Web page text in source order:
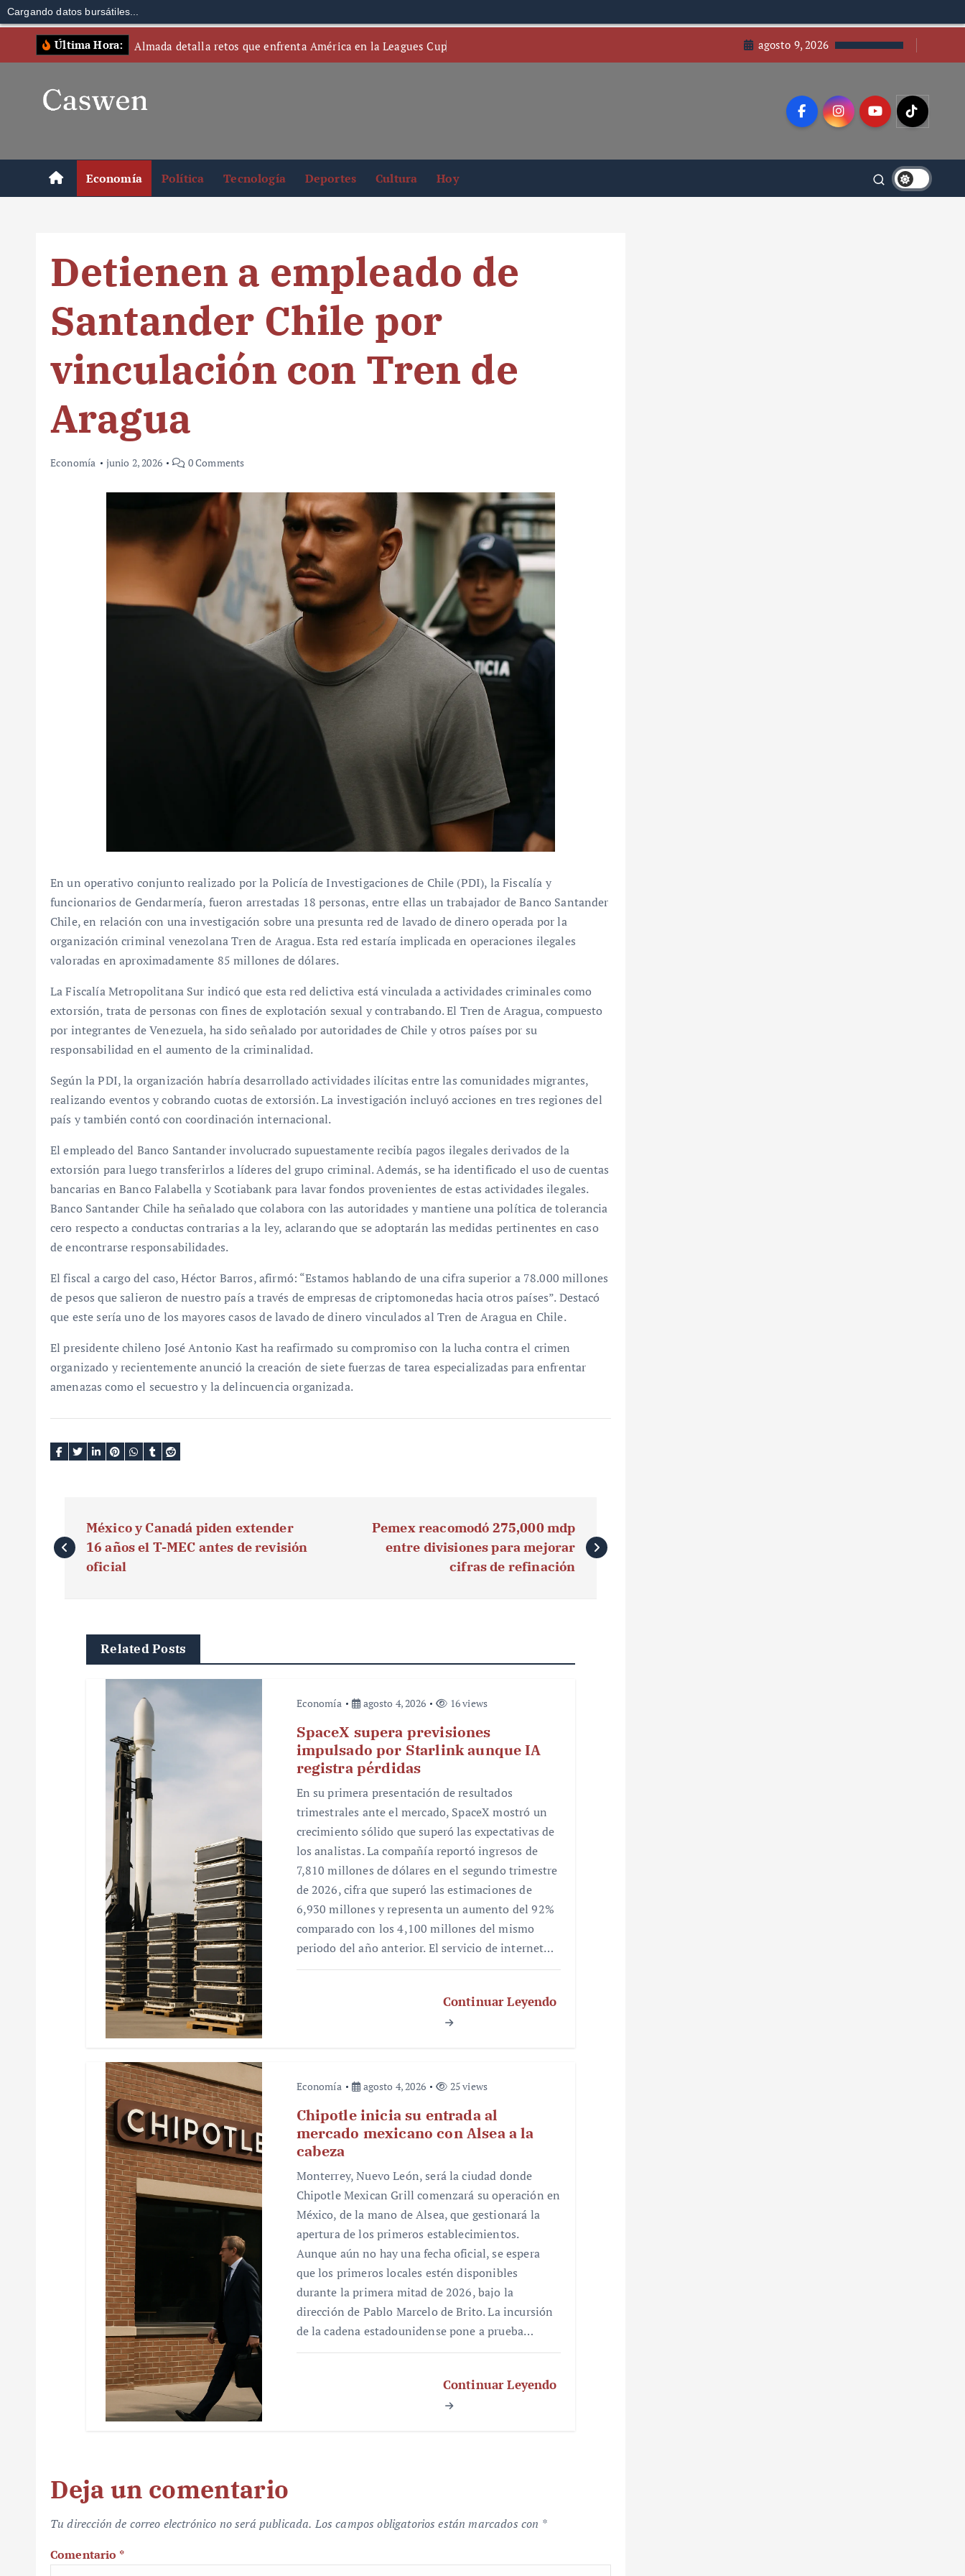
Cargando datos bursátiles...
Última Hora: Almada detalla retos que enfrenta América en la Leagues Cup agosto 9, 2026
Economía Política Tecnología Deportes Cultura Hoy
Detienen a empleado de
Santander Chile por
vinculación con Tren de
Aragua
Economía junio 2, 2026 0 Comments
En un operativo conjunto realizado por la Policía de Investigaciones de Chile (PDI), la Fiscalía y
funcionarios de Gendarmería, fueron arrestadas 18 personas, entre ellas un trabajador de Banco Santander
Chile, en relación con una investigación sobre una presunta red de lavado de dinero operada por la
organización criminal venezolana Tren de Aragua. Esta red estaría implicada en operaciones ilegales
valoradas en aproximadamente 85 millones de dólares.
La Fiscalía Metropolitana Sur indicó que esta red delictiva está vinculada a actividades criminales como
extorsión, trata de personas con fines de explotación sexual y contrabando. El Tren de Aragua, compuesto
por integrantes de Venezuela, ha sido señalado por autoridades de Chile y otros países por su
responsabilidad en el aumento de la criminalidad.
Según la PDI, la organización habría desarrollado actividades ilícitas entre las comunidades migrantes,
realizando eventos y cobrando cuotas de extorsión. La investigación incluyó acciones en tres regiones del
país y también contó con coordinación internacional.
El empleado del Banco Santander involucrado supuestamente recibía pagos ilegales derivados de la
extorsión para luego transferirlos a líderes del grupo criminal. Además, se ha identificado el uso de cuentas
bancarias en Banco Falabella y Scotiabank para lavar fondos provenientes de estas actividades ilegales.
Banco Santander Chile ha señalado que colabora con las autoridades y mantiene una política de tolerancia
cero respecto a conductas contrarias a la ley, aclarando que se adoptarán las medidas pertinentes en caso
de encontrarse responsabilidades.
El fiscal a cargo del caso, Héctor Barros, afirmó: “Estamos hablando de una cifra superior a 78.000 millones
de pesos que salieron de nuestro país a través de empresas de criptomonedas hacia otros países”. Destacó
que este sería uno de los mayores casos de lavado de dinero vinculados al Tren de Aragua en Chile.
El presidente chileno José Antonio Kast ha reafirmado su compromiso con la lucha contra el crimen
organizado y recientemente anunció la creación de siete fuerzas de tarea especializadas para enfrentar
amenazas como el secuestro y la delincuencia organizada.
a
México y Canadá piden extender
16 años el T-MEC antes de revisión
oficial
Pemex reacomodó 275,000 mdp
entre divisiones para mejorar
cifras de refinación
Related Posts
Economía agosto 4, 2026 16 views
SpaceX supera previsiones
impulsado por Starlink aunque IA
registra pérdidas
En su primera presentación de resultados
trimestrales ante el mercado, SpaceX mostró un
crecimiento sólido que superó las expectativas de
los analistas. La compañía reportó ingresos de
7,810 millones de dólares en el segundo trimestre
de 2026, cifra que superó las estimaciones de
6,930 millones y representa un aumento del 92%
comparado con los 4,100 millones del mismo
periodo del año anterior. El servicio de internet…
Continuar Leyendo
Economía agosto 4, 2026 25 views
Chipotle inicia su entrada al
mercado mexicano con Alsea a la
cabeza
Monterrey, Nuevo León, será la ciudad donde
Chipotle Mexican Grill comenzará su operación en
México, de la mano de Alsea, que gestionará la
apertura de los primeros establecimientos.
Aunque aún no hay una fecha oficial, se espera
que los primeros locales estén disponibles
durante la primera mitad de 2026, bajo la
dirección de Pablo Marcelo de Brito. La incursión
de la cadena estadounidense pone a prueba…
Continuar Leyendo
Deja un comentario
Tu dirección de correo electrónico no será publicada. Los campos obligatorios están marcados con *
Comentario *